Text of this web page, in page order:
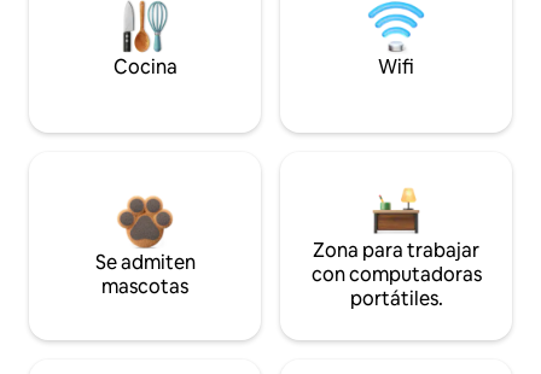
Cocina Wifi
Se admiten
mascotas
Zona para trabajar
con computadoras
portátiles.